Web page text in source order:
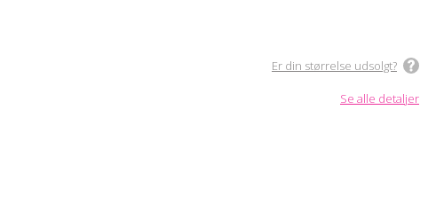
Er din størrelse udsolgt?
Se alle detaljer